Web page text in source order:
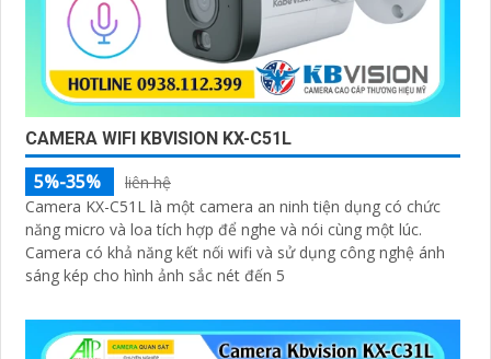
CAMERA WIFI KBVISION KX-C51L
5%-35%
liên hệ
Camera KX-C51L là một camera an ninh tiện dụng có chức
năng micro và loa tích hợp để nghe và nói cùng một lúc.
Camera có khả năng kết nối wifi và sử dụng công nghệ ánh
sáng kép cho hình ảnh sắc nét đến 5